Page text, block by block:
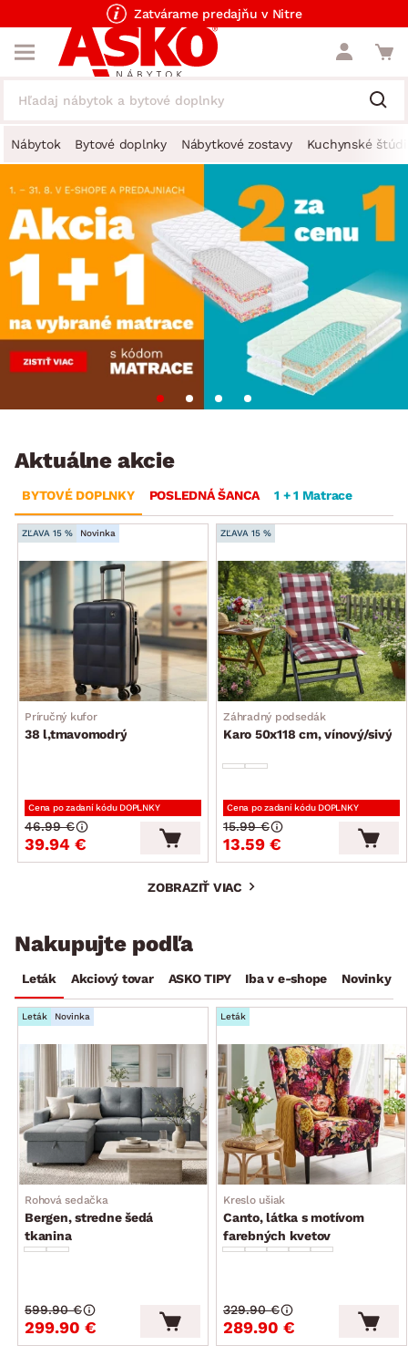
Zatvárame predajňu v Nitre
Nábytok Bytové doplnky Nábytkové zostavy Kuchynské
Aktuálne akcie
BYTOVÉ DOPLNKY POSLEDNÁ ŠANCA 1 + 1 Matrace
ZĽAVA 15 % Novinka
Príručný kufor
38 l,tmavomodrý
Cena po zadaní kódu DOPLNKY
39.94 €
46.99 €
ZĽAVA 15 %
Záhradný podsedák
Karo 50x118 cm, vínový/sivý
Cena po zadaní kódu DOPLNKY
13.59 €
15.99 €
ZOBRAZIŤ VIAC
Nakupujte podľa
Leták Akciový tovar ASKO TIPY Iba v e-shope Novinky
Leták Novinka
Rohová sedačka
Bergen, stredne šedá
tkanina
299.90 €
599.90 €
Leták
Kreslo ušiak
Canto, látka s motívom
farebných kvetov
289.90 €
329.90 €